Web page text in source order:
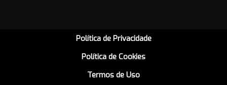
Política de Privacidade
Política de Cookies
Termos de Uso